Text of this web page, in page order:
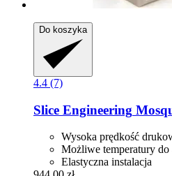
Do koszyka
4.4 (7)
Slice Engineering
Wysoka prędkość
Możliwe temperatury do
Elastyczna instalacja